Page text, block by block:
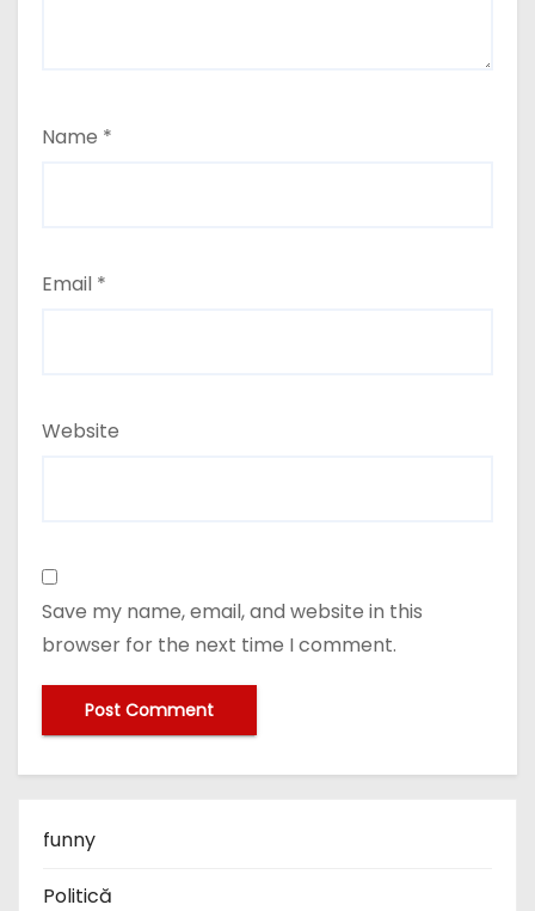
Name *
Email *
Website
Save my name, email, and website in this
browser for the next time I comment.
funny
Politică